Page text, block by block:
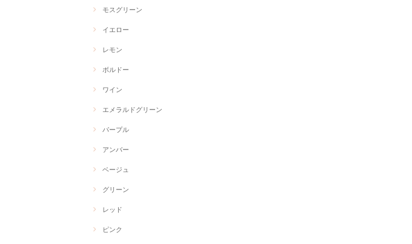
モスグリーン
イエロー
レモン
ボルドー
ワイン
エメラルドグリーン
パープル
アンバー
ベージュ
グリーン
レッド
ピンク